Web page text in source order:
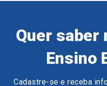
Quer saber
Ensino
Cadastre-se e receba